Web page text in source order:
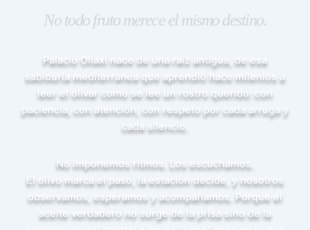
No todo fruto merece el mismo destino.
Palacio Oliaxi nace de una raíz antigua, de esa
sabiduría mediterránea que aprendió hace milenios a
leer el olivar como se lee un rostro querido: con
paciencia, con atención, con respeto por cada arruga y
cada silencio.
No imponemos ritmos. Los escuchamos.
El olivo marca el paso, la estación decide, y nosotros
observamos, esperamos y acompañamos. Porque el
aceite verdadero no surge de la prisa sino de la